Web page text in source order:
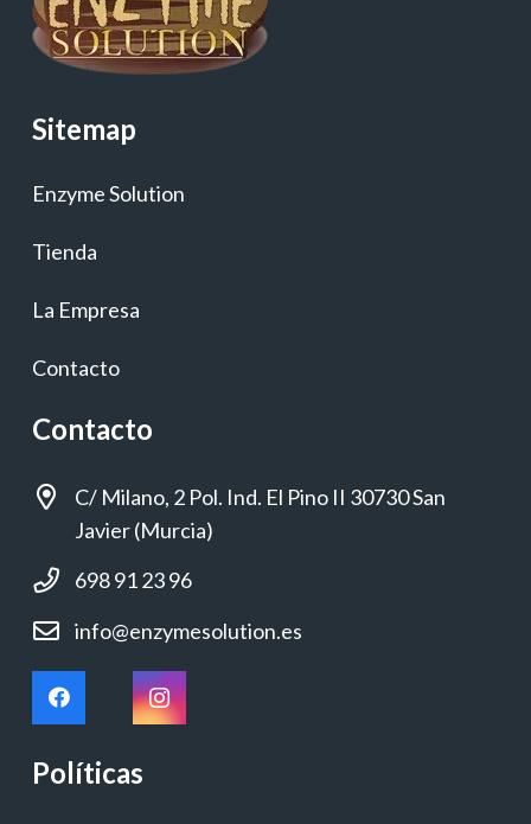
Sitemap
Enzyme Solution
Tienda
La Empresa
Contacto
Contacto
C/ Milano, 2 Pol. Ind. El Pino II 30730 San
Javier (Murcia)
698 91 23 96
info@enzymesolution.es
Políticas